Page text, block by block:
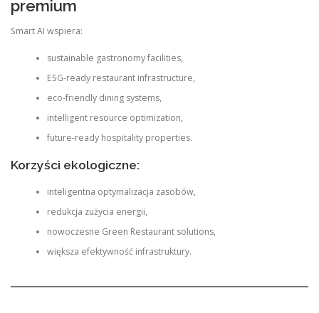
premium
Smart AI wspiera:
sustainable gastronomy facilities,
ESG-ready restaurant infrastructure,
eco-friendly dining systems,
intelligent resource optimization,
future-ready hospitality properties.
Korzyści ekologiczne:
inteligentna optymalizacja zasobów,
redukcja zużycia energii,
nowoczesne Green Restaurant solutions,
większa efektywność infrastruktury.